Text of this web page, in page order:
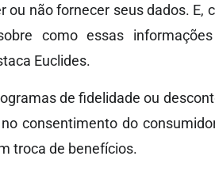
ou não fornecer seus dados. E,
como essas
Euclides.
de fidelidade ou
consentimento do
troca de benefícios.